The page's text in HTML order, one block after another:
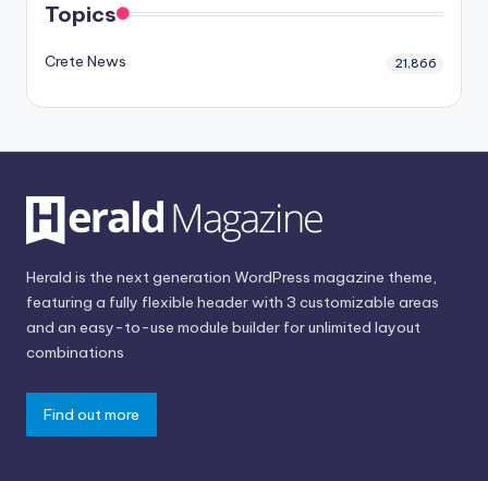
Topics
Crete News 21,866
Herald is the next generation WordPress magazine theme,
featuring a fully flexible header with 3 customizable areas
and an easy-to-use module builder for unlimited layout
combinations
Find out more